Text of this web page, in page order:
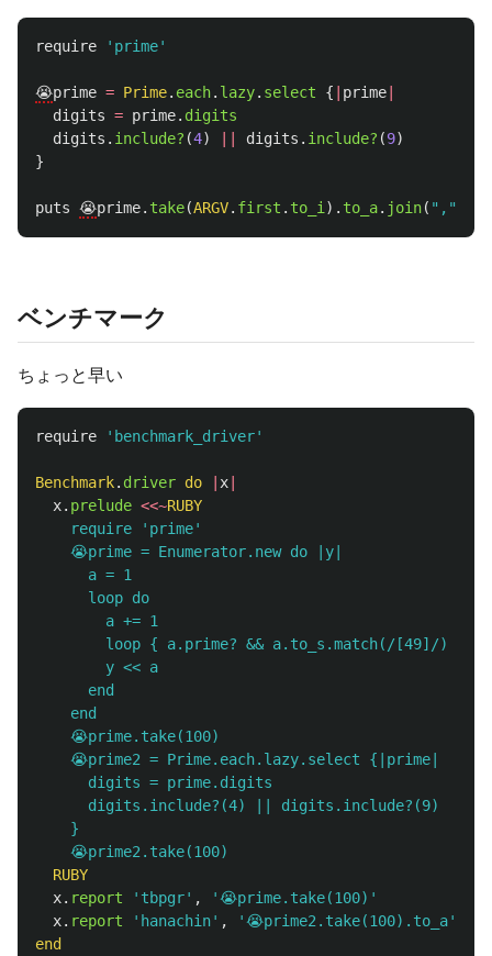
require 'prime'
😭prime = Prime. each. lazy. select { prime
digits = prime. digits
digits . include? (4) digits . include? (9)
}
puts 😭prime. take(ARGV. first . to_i ). to_a. join( ","
ベンチマーク
ちょっと早い
require 'benchmark_driver'
Benchmark. driver do x
x. prelude <<~RUBY
    require 'prime'
    😭prime = Enumerator.new do |y|
      a = 1
      loop do
        a += 1
loop { a.prime? && a.to_s.match(/[49]/) ?
        y << a
      end
    end
    😭prime.take(100)
    😭prime2 = Prime.each.lazy.select {|prime|
      digits = prime.digits
      digits.include?(4) || digits.include?(9)
    }
  RUBY
x. report 'tbpgr' ,
'😭prime.take(100)'
x. report 'hanachin' ,
'😭prime2.take(100).to_a'
end